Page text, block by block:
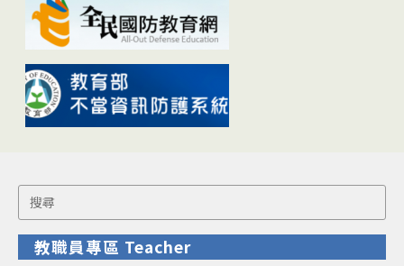
Search
for:
教職員專區 Teacher